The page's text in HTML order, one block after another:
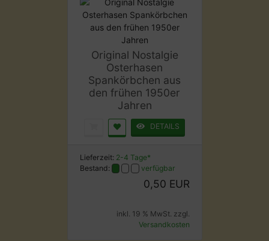
Original Nostalgie
Osterhasen
Spankörbchen aus
den frühen 1950er
Jahren
DETAILS
Lieferzeit: 2-4 Tage*
Bestand:
verfügbar
0,50 EUR
inkl. 19 % MwSt. zzgl.
Versandkosten